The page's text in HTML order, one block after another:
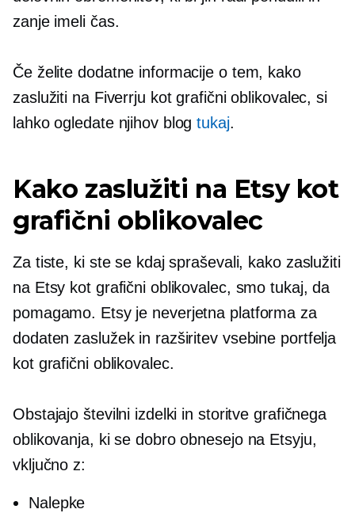
zanje imeli čas.
Če želite dodatne informacije o tem, kako
zaslužiti na Fiverrju kot grafični oblikovalec, si
lahko ogledate njihov blogtukaj.
Kako zaslužiti na Etsy kot
grafični oblikovalec
Za tiste, ki ste se kdaj spraševali, kako zaslužiti
na Etsy kot grafični oblikovalec, smo tukaj, da
pomagamo. Etsy je neverjetna platforma za
dodaten zaslužek in razširitev vsebine portfelja
kot grafični oblikovalec.
Obstajajo številni izdelki in storitve grafičnega
oblikovanja, ki se dobro obnesejo na Etsyju,
vključno z:
Nalepke